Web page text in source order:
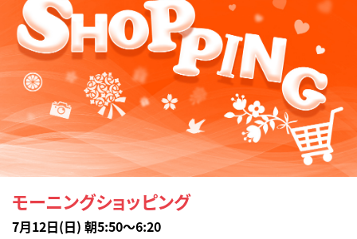
モーニングショッピング
7月12日(日) 朝5:50～6:20